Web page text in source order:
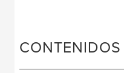
CONTENIDOS